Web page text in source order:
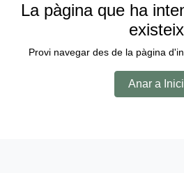
La pàgina que ha
existeix
Provi navegar des de la pàgina
Anar a Inici